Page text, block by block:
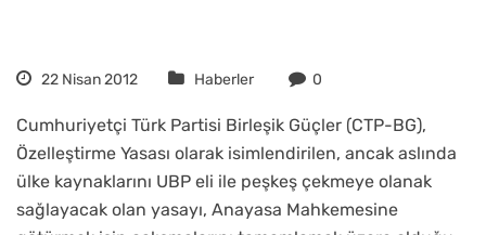
22 Nisan 2012 Haberler 0
Cumhuriyetçi Türk Partisi Birleşik Güçler (CTP-BG),
Özelleştirme Yasası olarak isimlendirilen, ancak aslında
ülke kaynaklarını UBP eli ile peşkeş çekmeye olanak
sağlayacak olan yasayı, Anayasa Mahkemesine